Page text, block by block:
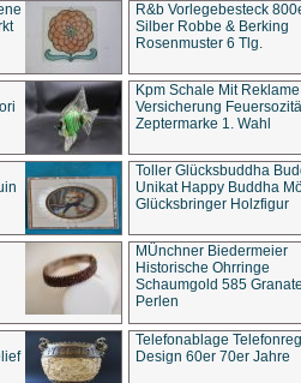
R&b Vorlegebesteck
Silber Robbe & Berking
Rosenmuster 6 Tlg.
Kpm Schale Mit Reklame
Versicherung
Zeptermarke 1. Wahl
Toller Glücksbuddha
Unikat Happy Buddha
Glücksbringer Holzfigur
MÜnchner Biedermeier
Historische Ohrringe
Schaumgold 585
Perlen
Telefonablage
Design 60er 70er Jahre